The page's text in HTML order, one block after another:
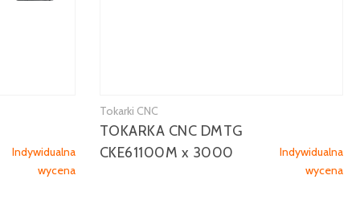
Indywidualna
wycena
Tokarki CNC
TOKARKA CNC DMTG
CKE61100M x 3000
Indywidualna
wycena